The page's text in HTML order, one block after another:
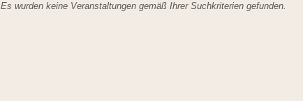
Es wurden keine Veranstaltungen gemäß Ihrer Suchkriterien gefunden.